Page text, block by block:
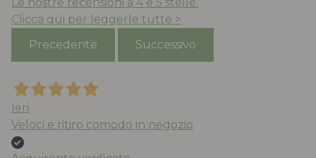
Le nostre recensioni a 4 e 5 stelle.
Clicca qui per leggerle tutte >
Precedente
Successivo
Ieri
Veloci e ritiro comodo in negozio